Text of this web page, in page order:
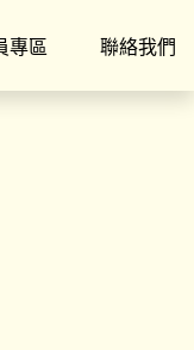
專區 聯絡我們